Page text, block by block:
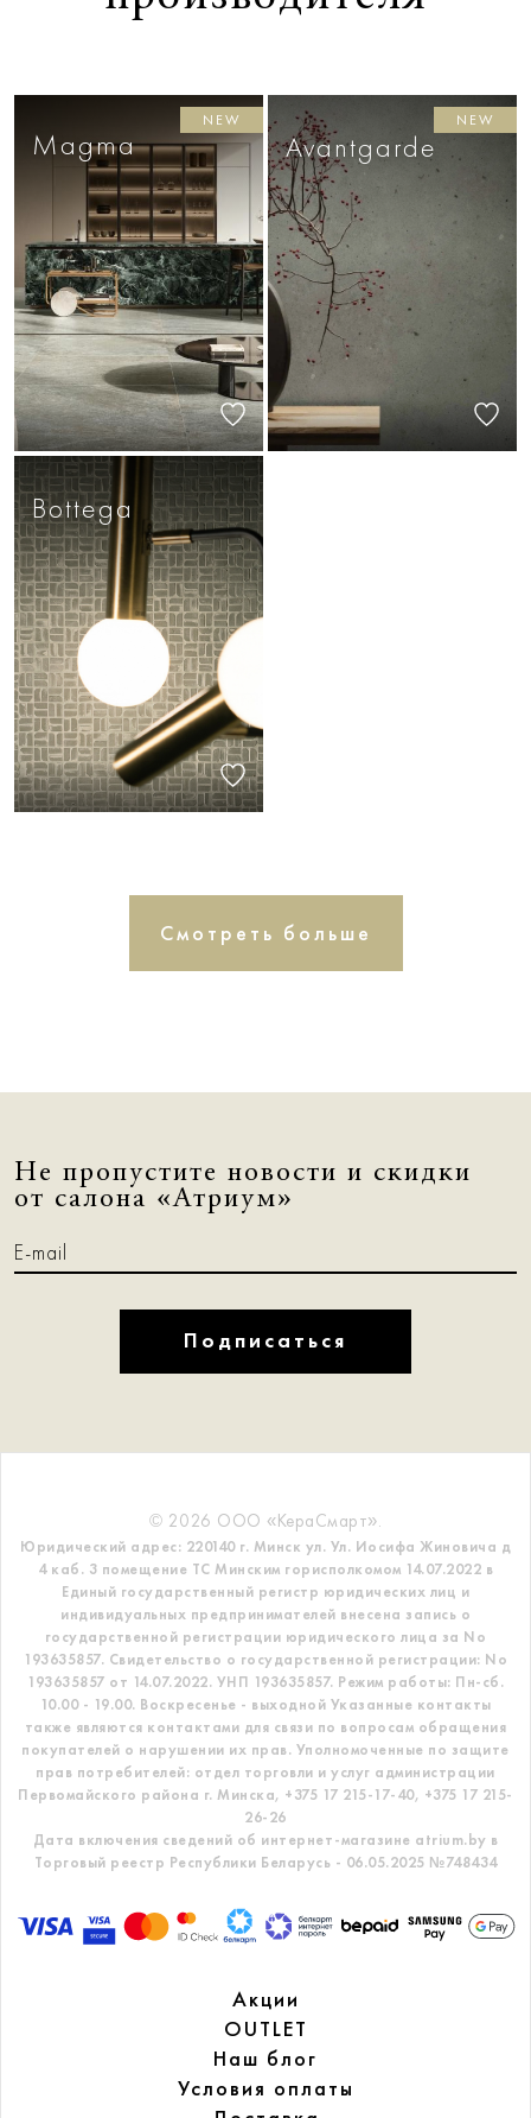
Magma
NEW
Avantgarde
NEW
Bottega
Смотреть больше
Не пропустите новости и скидки
от салона «Атриум»
Подписаться
© 2026 ООО «КераСмарт».
Юридический адрес: 220140 г. Минск ул. Ул. Иосифа Жиновича д
4 каб. 3 помещение ТС Минским горисполкомом 14.07.2022 в
Единый государственный регистр юридических лиц и
индивидуальных предпринимателей внесена запись о
государственной регистрации юридического лица за No
193635857. Свидетельство о государственной регистрации: No
193635857 от 14.07.2022. УНП 193635857. Режим работы: Пн-сб.
10.00 - 19.00. Воскресенье - выходной Указанные контакты
также являются контактами для связи по вопросам обращения
покупателей о нарушении их прав. Уполномоченные по защите
прав потребителей: отдел торговли и услуг администрации
Первомайского района г. Минска, +375 17 215-17-40, +375 17 215-
26-26
Дата включения сведений об интернет-магазине atrium.by в
Торговый реестр Республики Беларусь - 06.05.2025 №748434
Акции
OUTLET
Наш блог
Условия оплаты